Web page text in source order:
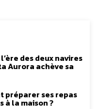
des deux navires
Aurora achève sa
préparer ses repas
à la maison ?